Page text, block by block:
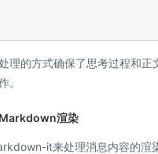
理的方式确保了思考过程和正
。
渲染
it来处理消息内容的渲